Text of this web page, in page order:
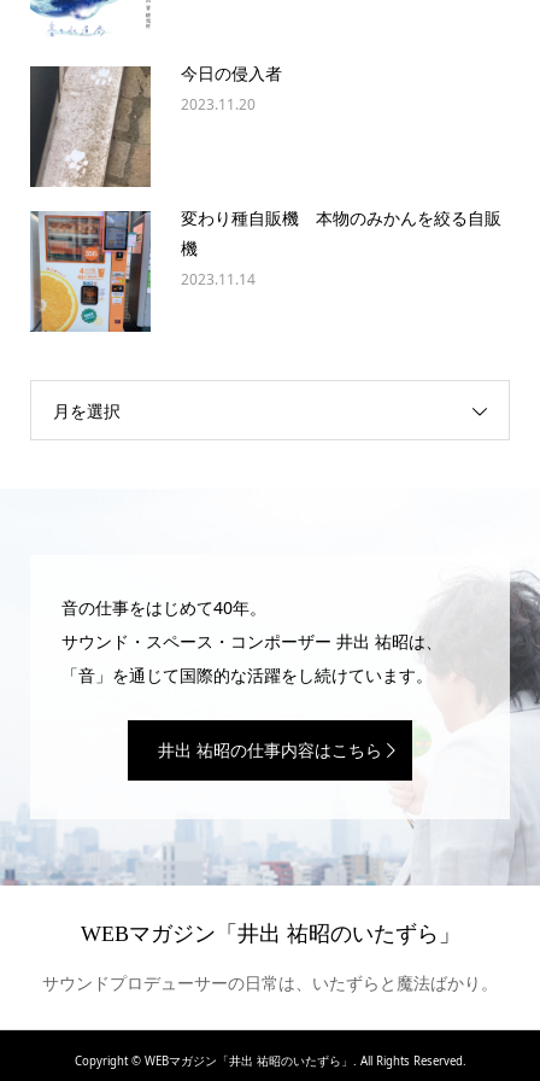
今日の侵入者
2023.11.20
変わり種自販機 本物のみかんを絞る自販
機
2023.11.14
月を選択
音の仕事をはじめて40年。
サウンド・スペース・コンポーザー 井出 祐昭は、
「音」を通じて国際的な活躍をし続けています。
井出 祐昭の仕事内容はこちら
WEBマガジン「井出 祐昭のいたずら」
サウンドプロデューサーの日常は、いたずらと魔法ばかり。
Copyright ©WEBマガジン「井出 祐昭のいたずら」. All Rights Reserved.